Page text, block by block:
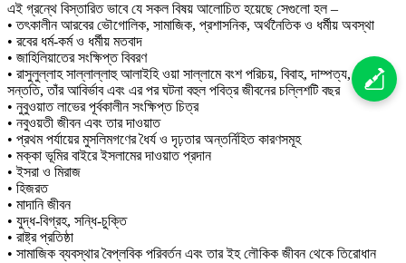
এই গ্রন্থে বিস্তারিত ভাবে যে সকল বিষয় আলোচিত হয়েছে সেগুলো হল –
• তৎকালীন আরবের ভৌগোলিক, সামাজিক, প্রশাসনিক, অর্থনৈতিক ও ধর্মীয় অবস্থা
• রবের ধর্ম-কর্ম ও ধর্মীয় মতবাদ
• জাহিলিয়াতের সংক্ষিপ্ত বিবরণ
• রাসুলুল্লাহ সাল্লাল্লাহু আলাইহি ওয়া সাল্লামে বংশ পরিচয়, বিবাহ, দাম্পত্য, সন্তান-
সন্ততি, তাঁর আবির্ভাব এবং এর পর ঘটনা বহুল পবিত্র জীবনের চল্লিশটি বছর
• নুবুওয়াত লাভের পূর্বকালীন সংক্ষিপ্ত চিত্র
• নবুওয়তী জীবন এবং তার দাওয়াত
• প্রথম পর্যায়ের মুসলিমগণের ধৈর্য ও দৃঢ়তার অন্তর্নিহিত কারণসমূহ
• মক্কা ভূমির বাইরে ইসলামের দাওয়াত প্রদান
• ইসরা ও মিরাজ
• হিজরত
• মাদানি জীবন
• যুদ্ধ-বিগ্রহ, সন্ধি-চুক্তি
• রাষ্ট্র প্রতিষ্ঠা
• সামাজিক ব্যবস্থার বৈপ্লবিক পরিবর্তন এবং তার ইহ লৌকিক জীবন থেকে তিরোধান